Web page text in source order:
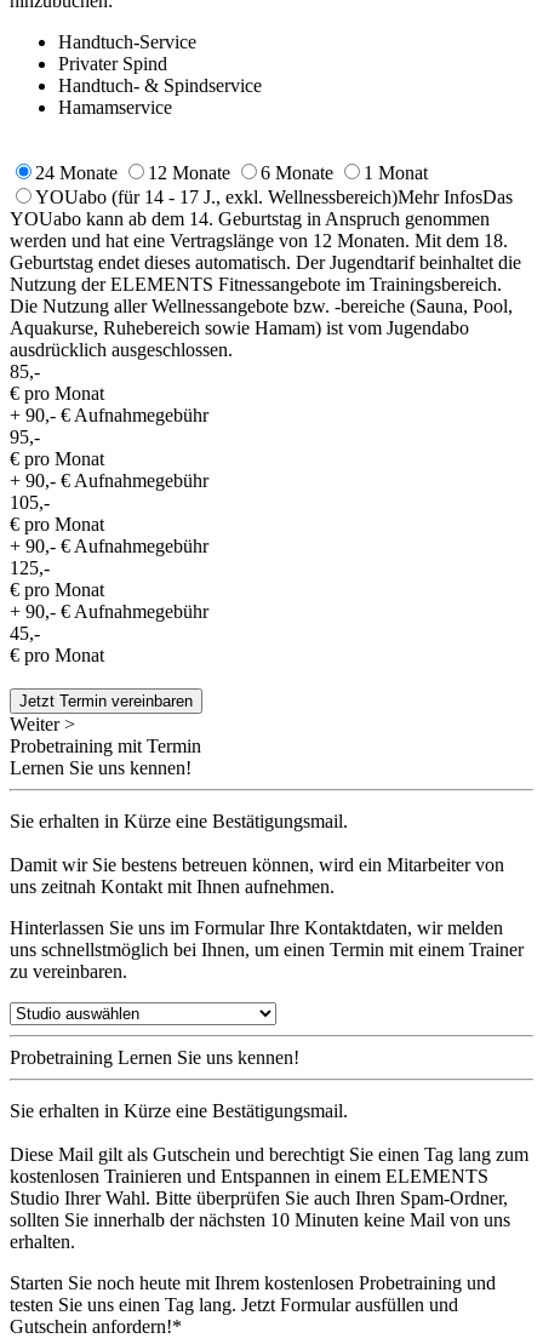
Handtuch-Service
Privater Spind
Handtuch- & Spindservice
Hamamservice
24 Monate 12 Monate 6 Monate
1 Monat
YOUabo (für 14 - 17 J., exkl. Wellnessbereich)Mehr InfosDas
YOUabo kann ab dem 14. Geburtstag in Anspruch genommen
werden und hat eine Vertragslänge von 12 Monaten. Mit dem 18.
Geburtstag endet dieses automatisch. Der Jugendtarif beinhaltet die
Nutzung der ELEMENTS Fitnessangebote im Trainingsbereich.
Die Nutzung aller Wellnessangebote bzw. -bereiche (Sauna, Pool,
Aquakurse, Ruhebereich sowie Hamam) ist vom Jugendabo
ausdrücklich ausgeschlossen.
85,-
€ pro Monat
+ 90,- € Aufnahmegebühr
95,-
€ pro Monat
+ 90,- € Aufnahmegebühr
105,-
€ pro Monat
+ 90,- € Aufnahmegebühr
125,-
€ pro Monat
+ 90,- € Aufnahmegebühr
45,-
€ pro Monat
Jetzt Termin vereinbaren
Weiter >
Probetraining mit Termin
Lernen Sie uns kennen!
Sie erhalten in Kürze eine Bestätigungsmail.
Damit wir Sie bestens betreuen können, wird ein Mitarbeiter von
uns zeitnah Kontakt mit Ihnen aufnehmen.
Hinterlassen Sie uns im Formular Ihre Kontaktdaten, wir melden
uns schnellstmöglich bei Ihnen, um einen Termin mit einem Trainer
zu vereinbaren.
Probetraining Lernen Sie uns kennen!
Sie erhalten in Kürze eine Bestätigungsmail.
Diese Mail gilt als Gutschein und berechtigt Sie einen Tag lang zum
kostenlosen Trainieren und Entspannen in einem ELEMENTS
Studio Ihrer Wahl. Bitte überprüfen Sie auch Ihren Spam-Ordner,
sollten Sie innerhalb der nächsten 10 Minuten keine Mail von uns
erhalten.
Starten Sie noch heute mit Ihrem kostenlosen Probetraining und
testen Sie uns einen Tag lang. Jetzt Formular ausfüllen und
Gutschein anfordern!*